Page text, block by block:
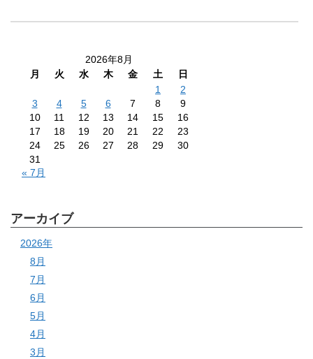
2026年8月
月
火 水 木 金 土
日
1
2
3
4 5 6 7 8
9
10
11 12 13 14 15
16
17
18 19 20 21 22
23
24
25 26 27 28 29
30
31
« 7月
アーカイブ
2026年
8月
7月
6月
5月
4月
3月